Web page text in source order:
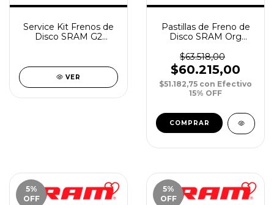
Service Kit Frenos de
Disco SRAM G2
VER
Pastillas de Freno de
Disco SRAM Org
Disc/Level 17-19 xPar
$63.518,00
$60.215,00
$51.182,75 con Efectivo
15% OFF
5%
OFF
5%
OFF